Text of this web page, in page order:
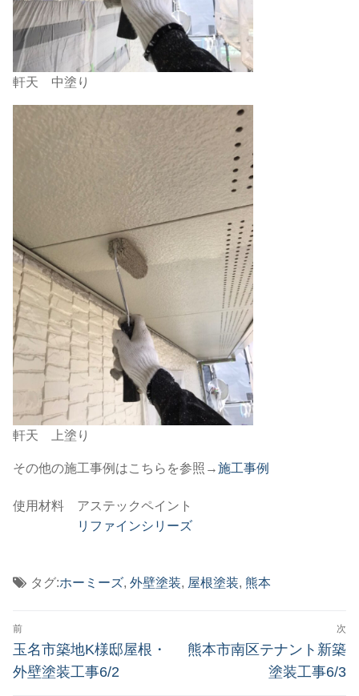
軒天 中塗り
軒天 上塗り
その他の施工事例はこちらを参照→施工事例
使用材料 アステックペイント
リファインシリーズ
タグ:ホーミーズ, 外壁塗装, 屋根塗装, 熊本
投
稿
ナ
前
前
の
玉名市築地K様邸屋根・
外壁塗装工事6/2
次
次
熊本市南区テナント新築
塗装工事6/3